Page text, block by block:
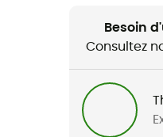
Besoin
Consultez